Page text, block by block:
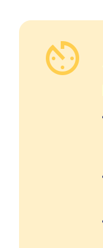
av_timer